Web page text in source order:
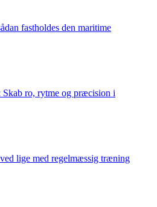
fastholdes den maritime
Skab ro, rytme og præcision i
lige med regelmæssig træning